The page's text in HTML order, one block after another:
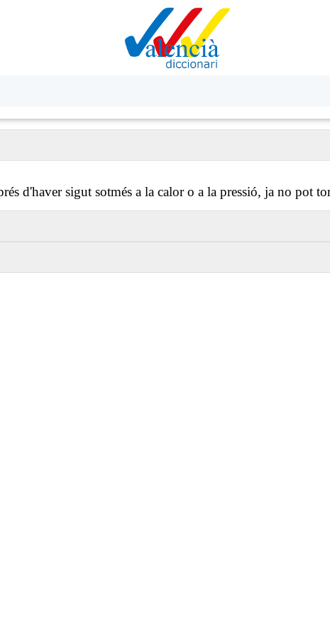
d'haver sigut sotmés a la calor o a la pressió, ja no pot